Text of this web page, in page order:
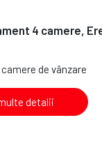
4 camere,
de vânzare
detalii